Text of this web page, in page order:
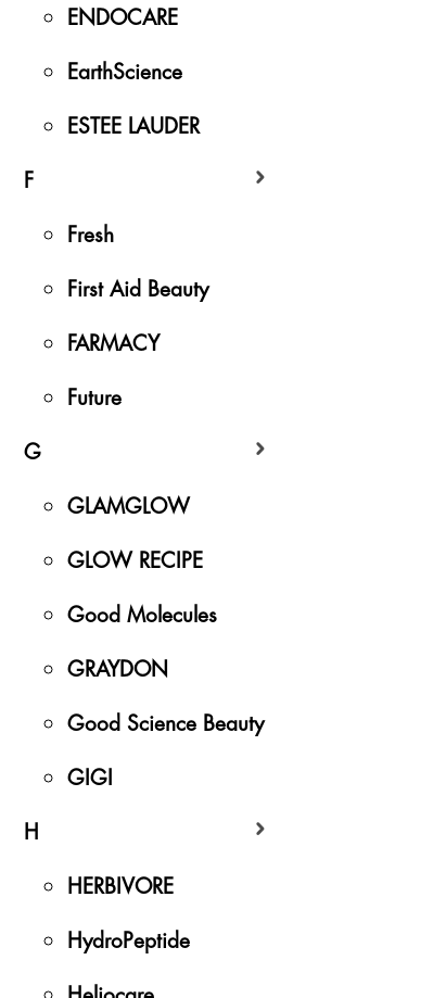
ENDOCARE
EarthScience
ESTEE LAUDER
F
Fresh
First Aid Beauty
FARMACY
Future
G
GLAMGLOW
GLOW RECIPE
Good Molecules
GRAYDON
Good Science Beauty
GIGI
H
HERBIVORE
HydroPeptide
Heliocare